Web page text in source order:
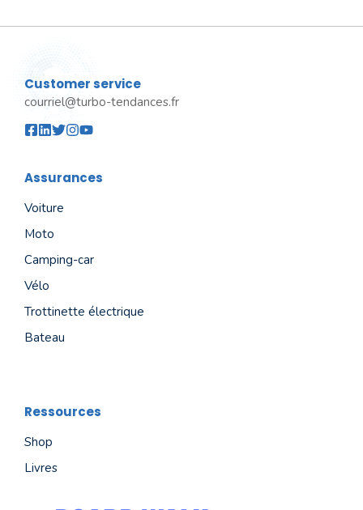
Customer service
courriel@turbo-tendances.fr
Assurances
Voiture
Moto
Camping-car
Vélo
Trottinette électrique
Bateau
Ressources
Shop
Livres